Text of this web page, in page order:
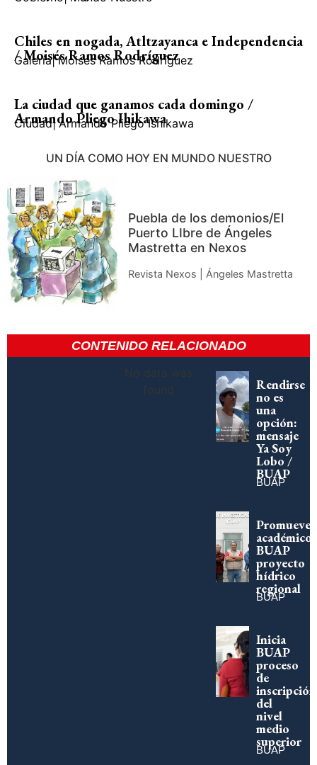
Chiles en nogada, Atltzayanca e Independencia
/ Moisés Ramos Rodríguez
Galería| Moisés Ramos Rodríguez
La ciudad que ganamos cada domingo /
Armando Pliego Ihikawa
Ciudad| Armando Pliego Ishikawa
UN DÍA COMO HOY EN MUNDO NUESTRO
Puebla de los demonios/El
Puerto LIbre de Ángeles
Mastretta en Nexos
Revista Nexos | Ángeles Mastretta
CONTENIDO RELACIONADO
No data was
found
Rendirse
no es
una
opción:
mensaje
Ya Soy
Lobo /
BUAP
BUAP
Promueve
académico
BUAP
proyecto
hídrico
regional
BUAP
Inicia
BUAP
proceso
de
inscripción
del
nivel
medio
superior
BUAP